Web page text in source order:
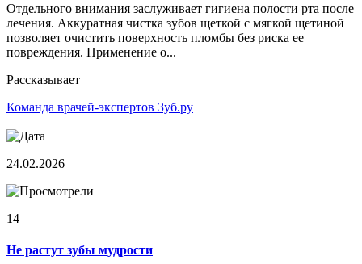
Отдельного внимания заслуживает гигиена полости рта после
лечения. Аккуратная чистка зубов щеткой с мягкой щетиной
позволяет очистить поверхность пломбы без риска ее
повреждения. Применение о...
Рассказывает
Команда врачей-экспертов Зуб.ру
24.02.2026
14
Не растут зубы мудрости